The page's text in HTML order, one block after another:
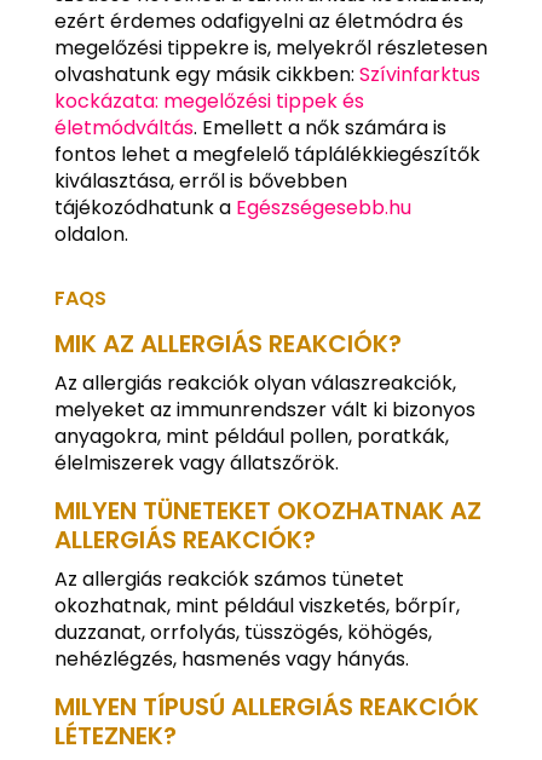
ezért érdemes odafigyelni az életmódra és
megelőzési tippekre is, melyekről részletesen
olvashatunk egy másik cikkben: Szívinfarktus
kockázata: megelőzési tippek és
életmódváltás. Emellett a nők számára is
fontos lehet a megfelelő táplálékkiegészítők
kiválasztása, erről is bővebben
tájékozódhatunk a Egészségesebb.hu
oldalon.
FAQS
MIK AZ ALLERGIÁS REAKCIÓK?
Az allergiás reakciók olyan válaszreakciók,
melyeket az immunrendszer vált ki bizonyos
anyagokra, mint például pollen, poratkák,
élelmiszerek vagy állatszőrök.
MILYEN TÜNETEKET OKOZHATNAK AZ
ALLERGIÁS REAKCIÓK?
Az allergiás reakciók számos tünetet
okozhatnak, mint például viszketés, bőrpír,
duzzanat, orrfolyás, tüsszögés, köhögés,
nehézlégzés, hasmenés vagy hányás.
MILYEN TÍPUSÚ ALLERGIÁS REAKCIÓK
LÉTEZNEK?